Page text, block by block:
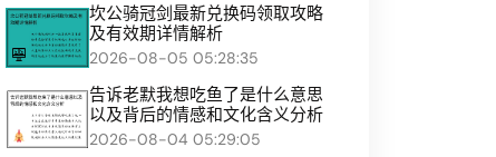
坎公骑冠剑最新兑换码领取攻略
及有效期详情解析
2026-08-05 05:28:35
告诉老默我想吃鱼了是什么意思
以及背后的情感和文化含义分析
2026-08-04 05:29:05